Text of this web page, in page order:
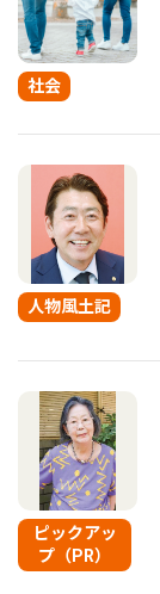
社会
人物風土記
ピックアッ
プ（PR）